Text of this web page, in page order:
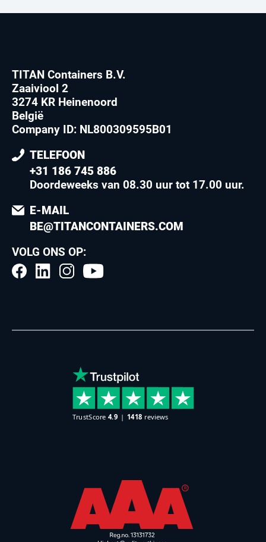
TITAN Containers B.V.
Zaaiviool 2
3274 KR Heinenoord
België
Company ID: NL800309595B01
TELEFOON
+31 186 745 886
Doordeweeks van 08.30 uur tot 17.00 uur.
E-MAIL
BE@TITANCONTAINERS.COM
VOLG ONS OP: